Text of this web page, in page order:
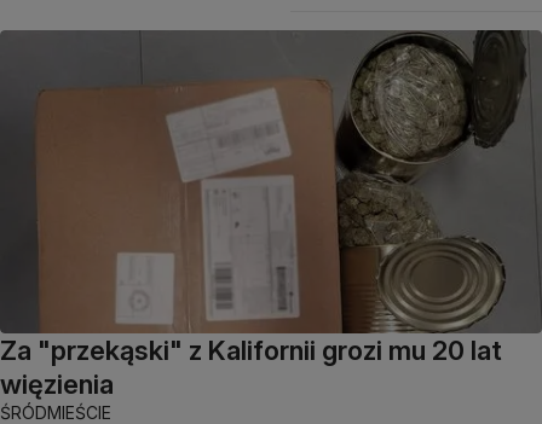
Za "przekąski" z Kalifornii grozi mu 20 lat
więzienia
ŚRÓDMIEŚCIE